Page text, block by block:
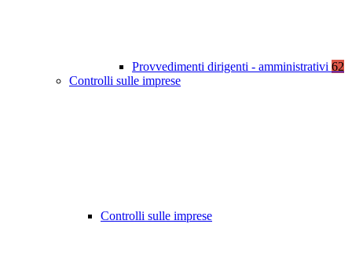
Provvedimenti dirigenti - amministrativi 62
Controlli sulle imprese
Controlli sulle imprese